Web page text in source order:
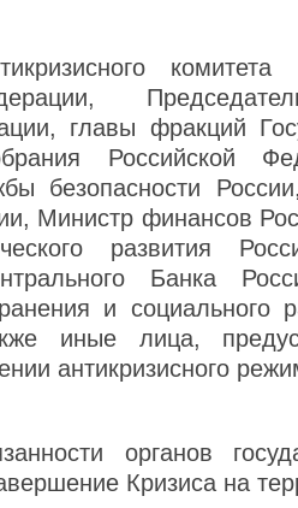
комитета
главы фракций
Российской
безопасности
Министр финансов
развития
Банка
и социального
иные лица,
антикризисного
органов
Кризиса на